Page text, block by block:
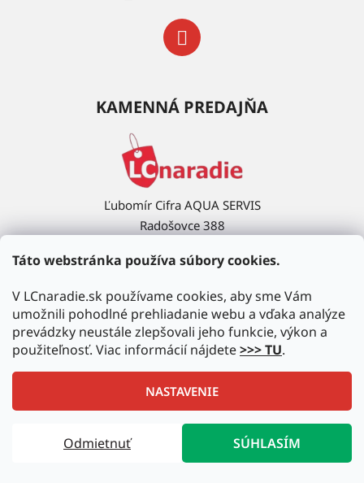
Táto webstránka používa súbory cookies.
V LCnaradie.sk používame cookies, aby sme Vám
umožnili pohodlné prehliadanie webu a vďaka analýze
prevádzky neustále zlepšovali jeho funkcie, výkon a
použiteľnosť. Viac informácií nájdete>>> TU.
NASTAVENIE
Odmietnuť SÚHLASÍM
KAMENNÁ PREDAJŇA
Ľubomír Cifra AQUA SERVIS
Radošovce 388
Upravil Balkys
Copyright 2026LCnaradie.sk
. Všetky práva vyhradené.
Upraviť nastavenie cookies